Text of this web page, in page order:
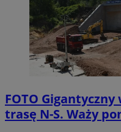
FOTO
trasę N-S. Waży